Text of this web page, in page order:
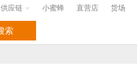
供应链 小蜜蜂 直营店 货场